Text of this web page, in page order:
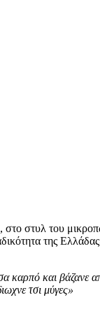
στυλ του
της
καρπό και
τσι μύγες»